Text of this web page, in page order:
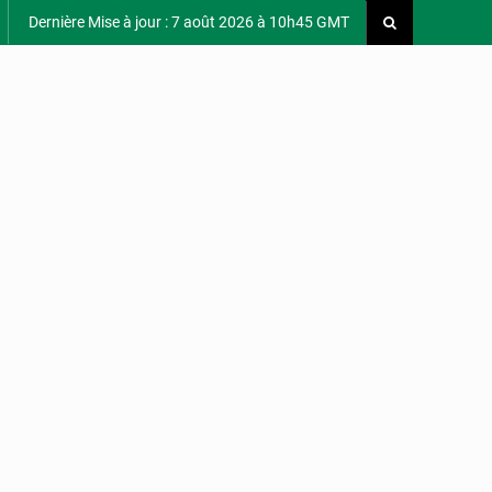
Dernière Mise à jour : 7 août 2026 à 10h45 GMT